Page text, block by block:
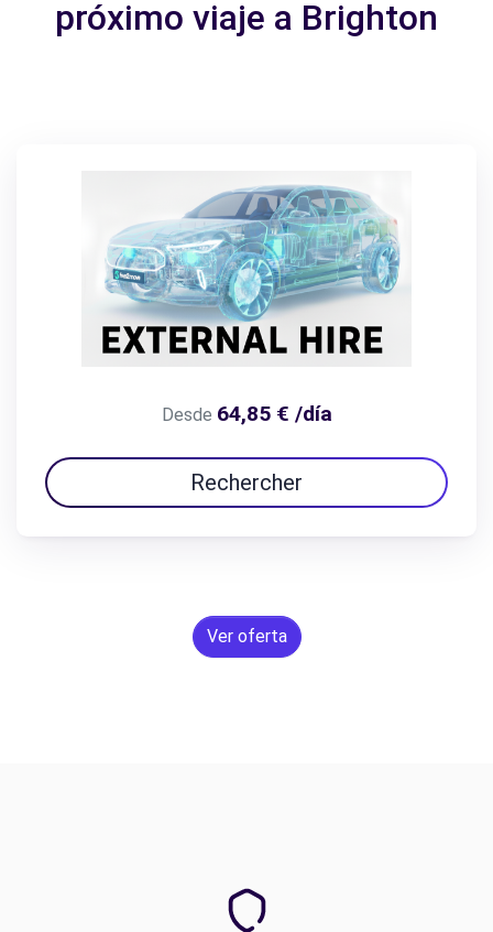
próximo viaje a Brighton
Desde 64,85 € /día
Rechercher
Ver oferta